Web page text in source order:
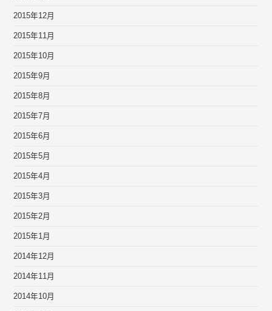
2015年12月
2015年11月
2015年10月
2015年9月
2015年8月
2015年7月
2015年6月
2015年5月
2015年4月
2015年3月
2015年2月
2015年1月
2014年12月
2014年11月
2014年10月